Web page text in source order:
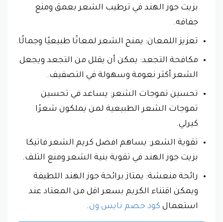
بزيت جوز الهند في ترطيب الشعر بعمق ومنع
جفافه.
تعزيز اللمعان: يمنح الشعر لمعانًا طبيعيًا وجمالًا.
مكافحة التجعد: يمكن أن يقلل من التجعد ويجعل
الشعر أكثر نعومة وسهولة في التصفيف.
تحسين تموجات الشعر: يساعد في تحسين
تموجات الشعر الطبيعية لمن يملكون شعرًا
كيرلي.
تقوية الشعر: يساهم افضل كريم الشعر فاتيكا
بزيت جوز الهند في تقوية بنية الشعر ومنع التلف.
رائحة منعشة: يمتاز برائحة جوز الهند اللطيفة
ويمكن اقتناء الكريم بسعر اقل من المعتاد عند
استعمال كود خصم نايس ون.